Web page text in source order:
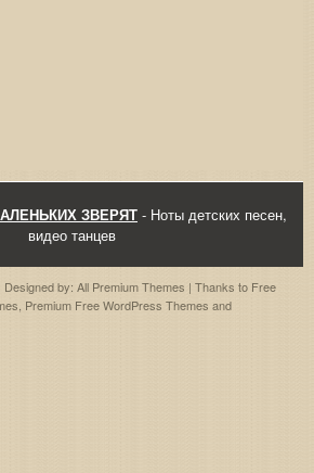
ЗВЕРЯТ - Ноты детских песен,
видео танцев
| Designed by: All Premium Themes | Thanks to Free
, Premium Free WordPress Themes and